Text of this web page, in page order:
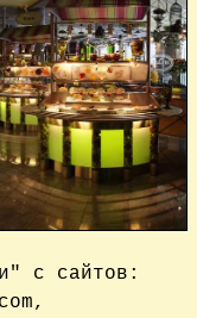
с сайтов: